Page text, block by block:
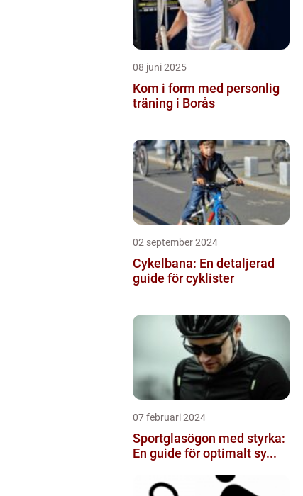
08 juni 2025
Kom i form med personlig
träning i Borås
02 september 2024
Cykelbana: En detaljerad
guide för cyklister
07 februari 2024
Sportglasögon med styrka:
En guide för optimalt sy...